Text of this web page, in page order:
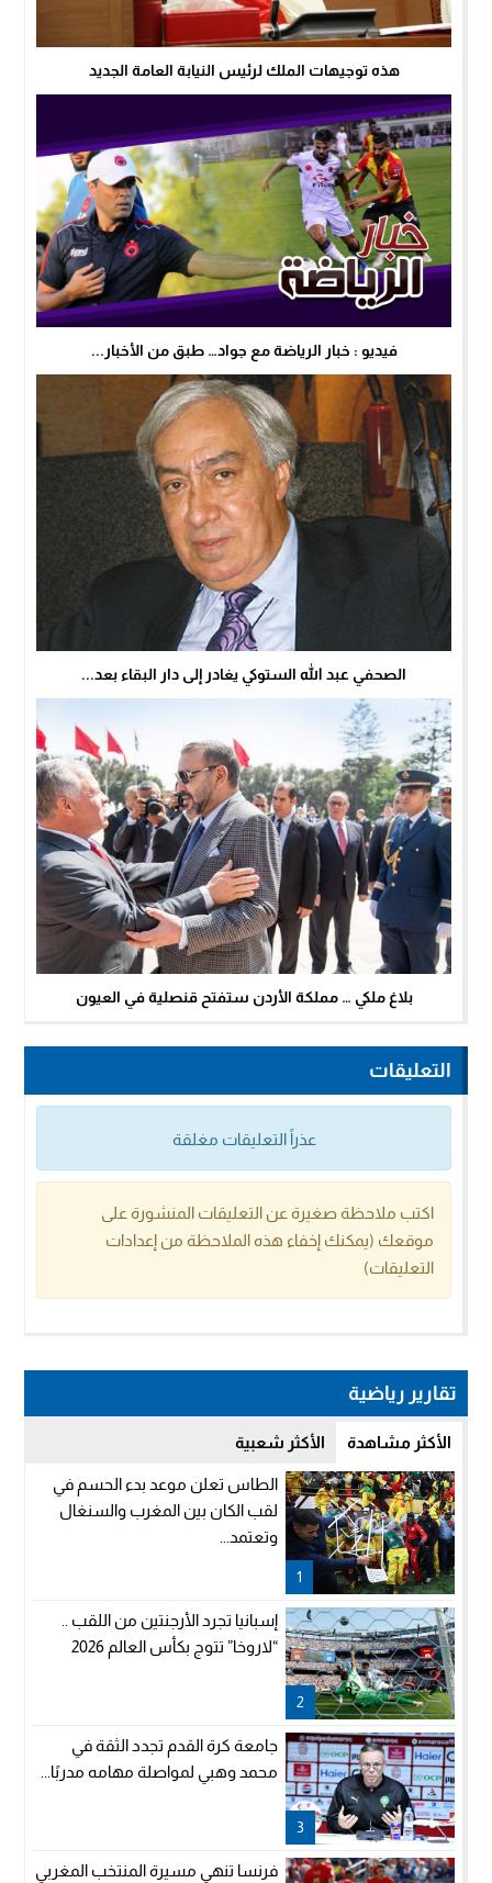
هذه توجيهات الملك لرئيس النيابة العامة الجديد
فيديو : خبار الرياضة مع جواد… طبق من الأخبار...
الصحفي عبد الله الستوكي يغادر إلى دار البقاء بعد...
بلاغ ملكي … مملكة الأردن ستفتح قنصلية في العيون
التعليقات
عذراً التعليقات مغلقة
اكتب ملاحظة صغيرة عن التعليقات المنشورة على
موقعك (يمكنك إخفاء هذه الملاحظة من إعدادات
التعليقات)
تقارير رياضية
الأكثر مشاهدة الأكثر شعبية
1
الطاس تعلن موعد بدء الحسم في
لقب الكان بين المغرب والسنغال
وتعتمد...
2
إسبانيا تجرد الأرجنتين من اللقب ..
“لاروخا” تتوج بكأس العالم 2026
3
جامعة كرة القدم تجدد الثقة في
محمد وهبي لمواصلة مهامه مدربًا...
فرنسا تنهي مسيرة المنتخب المغربي